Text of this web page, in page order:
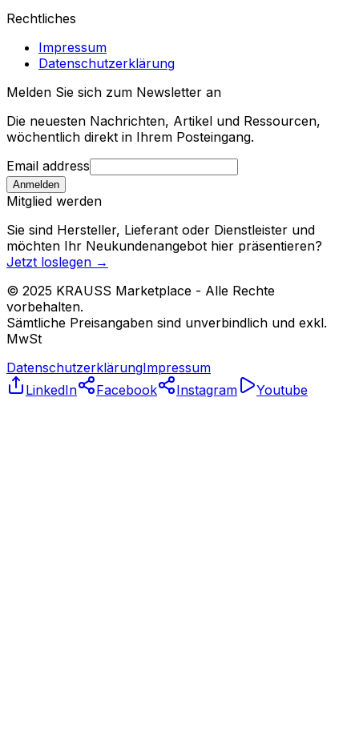
Rechtliches
Impressum
Datenschutzerklärung
Melden Sie sich zum Newsletter an
Die neuesten Nachrichten, Artikel und Ressourcen,
wöchentlich direkt in Ihrem Posteingang.
Email address
Anmelden
Mitglied werden
Sie sind Hersteller, Lieferant oder Dienstleister und
möchten Ihr Neukundenangebot hier präsentieren?
Jetzt loslegen →
© 2025 KRAUSS Marketplace - Alle Rechte
vorbehalten.
Sämtliche Preisangaben sind unverbindlich und exkl.
MwSt
DatenschutzerklärungImpressum
LinkedIn
Facebook Instagram Youtube